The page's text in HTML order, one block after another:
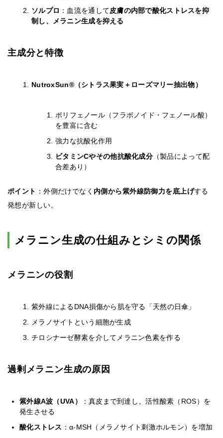
ソルプロ ：血流を通して皮膚の内部で酸化ストレスを抑
制し、メラニン生成を抑える
主成分と特徴
NutroxSun®（シトラス果実＋ローズマリー抽出物）
ポリフェノール（フラボノイド・フェノール酸）
を豊富に含む
強力な抗酸化作用
ビタミンCやその他抗酸化成分（製品によって配
合差あり）
ポイント ：外側だけでなく 内側から紫外線防御力を底上げする
発想が新しい。
メラニン生成の仕組みとシミの関係
メラニンの役割
紫外線によるDNA損傷から肌を守る「天然の日傘」
メラノサイトという細胞が生成
チロシナーゼ酵素を介してメラニン色素を作る
過剰メラニン生成の原因
紫外線A波（UVA）
：真皮まで到達し、活性酸素（ROS）を
発生させる
酸化ストレス ：α-MSH（メラノサイト刺激ホルモン）を増加